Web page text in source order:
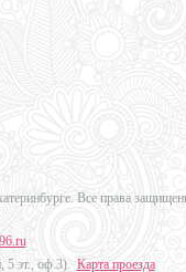
Все права
5 эт., оф.3). Карта проезда